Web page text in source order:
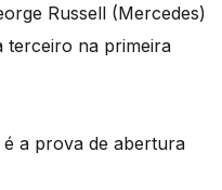
Russell (Mercedes)
terceiro na primeira
a prova de abertura